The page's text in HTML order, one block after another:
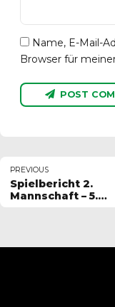
Name, E-Mail-
Browser für
POST
PREVIOUS
Spielbericht 2.
Mannschaft – 5.